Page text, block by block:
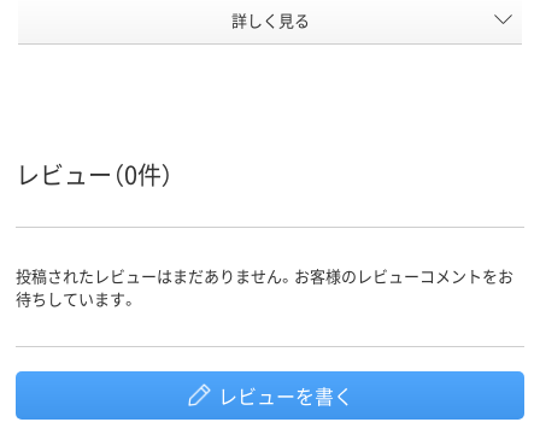
ポリプロピレン ポリプロピ
スコア
詳しく見る
レビュー（0件）
投稿されたレビューはまだありません。お客様のレビューコメントをお
待ちしています。
レビューを書く